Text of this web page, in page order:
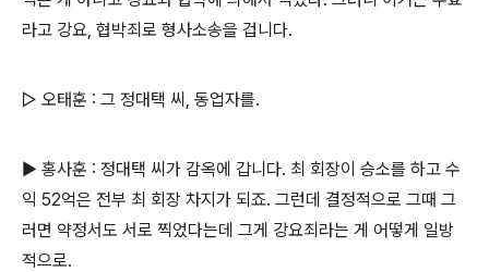
라고 강요, 협박죄로 형사소송을 겁니다.
▷ 오태훈 : 그 정대택 씨, 동업자를.
▶ 홍사훈 : 정대택 씨가 감옥에 갑니다. 최 회장이 승소를 하고 수
익 52억은 전부 최 회장 차지가 되죠. 그런데 결정적으로 그때 그
러면 약정서도 서로 찍었다는데 그게 강요죄라는 게 어떻게 일방
적으로.